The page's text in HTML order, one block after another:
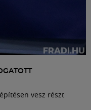
vesz részt